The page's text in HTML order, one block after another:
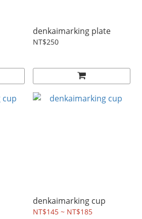
denkaimarking plate
NT$250
denkaimarking cup
NT$145 ~ NT$185